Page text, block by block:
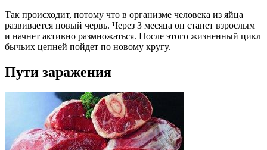
Так происходит, потому что в организме человека из яйца
развивается новый червь. Через 3 месяца он станет взрослым
и начнет активно размножаться. После этого жизненный цикл
бычьих цепней пойдет по новому кругу.
Пути заражения